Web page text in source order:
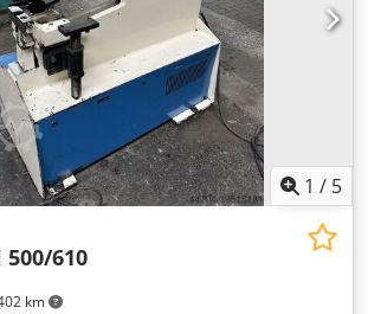
en acero angular a 45° -
prensa de sujeción para acero
Dkodpfeybbz Rjx Abujr - Estación de
de entallado simples y en ángulo -
para punzonar chapa, acero plano
1 / 5
km
500/610